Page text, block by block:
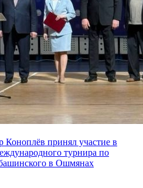
принял участие в
турнира по
в Ошмянах